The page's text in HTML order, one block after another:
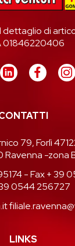
dettaglio di
01846220406
79, Forlì
Ravenna -zona
- Fax + 39
0544 256727
LINKS